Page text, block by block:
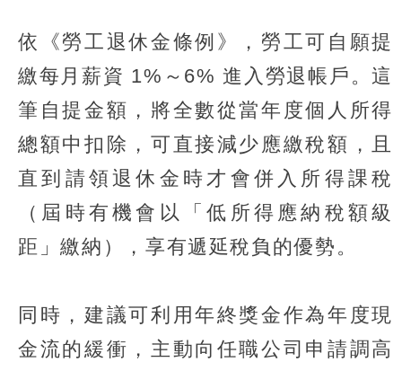
依《勞工退休金條例》，勞工可自願提
繳每月薪資 1%～6% 進入勞退帳戶。這
筆自提金額，將全數從當年度個人所得
總額中扣除，可直接減少應繳稅額，且
直到請領退休金時才會併入所得課稅
（屆時有機會以「低所得應納稅額級
距」繳納），享有遞延稅負的優勢。
同時，建議可利用年終獎金作為年度現
金流的緩衝，主動向任職公司申請調高